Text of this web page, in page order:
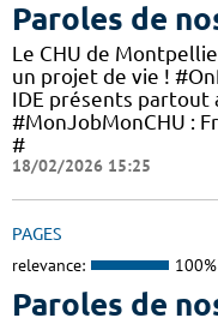
Paroles de
Le CHU de
un projet de vie !
IDE présents partout
#MonJobMonCHU :
#
18/02/2026 15:25
PAGES
relevance: 100%
Paroles de